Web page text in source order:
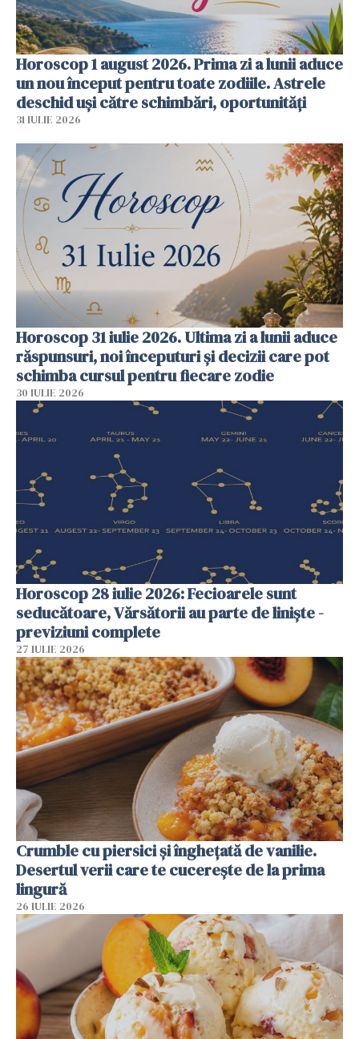
Horoscop 1 august 2026. Prima zi a lunii aduce
un nou început pentru toate zodiile. Astrele
deschid uși către schimbări, oportunități
31 IULIE 2026
Horoscop 31 iulie 2026. Ultima zi a lunii aduce
răspunsuri, noi începuturi și decizii care pot
schimba cursul pentru fiecare zodie
30 IULIE 2026
Horoscop 28 iulie 2026: Fecioarele sunt
seducătoare, Vărsătorii au parte de liniște -
previziuni complete
27 IULIE 2026
Crumble cu piersici și înghețată de vanilie.
Desertul verii care te cucerește de la prima
lingură
26 IULIE 2026